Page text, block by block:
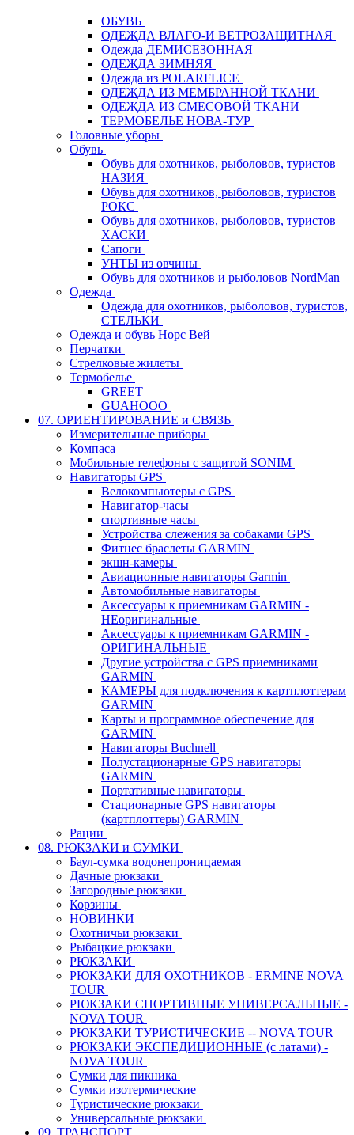
ОБУВЬ
ОДЕЖДА ВЛАГО-И ВЕТРОЗАЩИТНАЯ
Одежда ДЕМИСЕЗОННАЯ
ОДЕЖДА ЗИМНЯЯ
Одежда из POLARFLICE
ОДЕЖДА ИЗ МЕМБРАННОЙ ТКАНИ
ОДЕЖДА ИЗ СМЕСОВОЙ ТКАНИ
ТЕРМОБЕЛЬЕ НОВА-ТУР
Головные уборы
Обувь
Обувь для охотников, рыболовов, туристов
НАЗИЯ
Обувь для охотников, рыболовов, туристов
РОКС
Обувь для охотников, рыболовов, туристов
ХАСКИ
Сапоги
УНТЫ из овчины
Обувь для охотников и рыболовов NordMan
Одежда
Одежда для охотников, рыболовов, туристов,
СТЕЛЬКИ
Одежда и обувь Норс Вей
Перчатки
Стрелковые жилеты
Термобелье
GREET
GUAHOOO
07. ОРИЕНТИРОВАНИЕ и СВЯЗЬ
Измерительные приборы
Компаса
Мобильные телефоны с защитой SONIM
Навигаторы GPS
Велокомпьютеры с GPS
Навигатор-часы
спортивные часы
Устройства слежения за собаками GPS
Фитнес браслеты GARMIN
экшн-камеры
Авиационные навигаторы Garmin
Автомобильные навигаторы
Аксессуары к приемникам GARMIN -
НЕоригинальные
Аксессуары к приемникам GARMIN -
ОРИГИНАЛЬНЫЕ
Другие устройства с GPS приемниками
GARMIN
КАМЕРЫ для подключения к картплоттерам
GARMIN
Карты и программное обеспечение для
GARMIN
Навигаторы Buchnell
Полустационарные GPS навигаторы
GARMIN
Портативные навигаторы
Стационарные GPS навигаторы
(картплоттеры) GARMIN
Рации
08. РЮКЗАКИ и СУМКИ
Баул-сумка водонепроницаемая
Дачные рюкзаки
Загородные рюкзаки
Корзины
НОВИНКИ
Охотничьи рюкзаки
Рыбацкие рюкзаки
РЮКЗАКИ
РЮКЗАКИ ДЛЯ ОХОТНИКОВ - ERMINE NOVA
TOUR
РЮКЗАКИ СПОРТИВНЫЕ УНИВЕРСАЛЬНЫЕ -
NOVA TOUR
РЮКЗАКИ ТУРИСТИЧЕСКИЕ -- NOVA TOUR
РЮКЗАКИ ЭКСПЕДИЦИОННЫЕ (с латами) -
NOVA TOUR
Сумки для пикника
Сумки изотермические
Туристические рюкзаки
Универсальные рюкзаки
09. ТРАНСПОРТ